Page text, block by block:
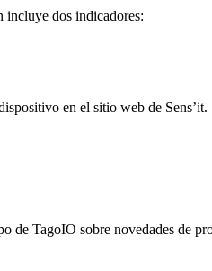
incluye dos indicadores:
en el sitio web de Sens’it.
de TagoIO sobre novedades de